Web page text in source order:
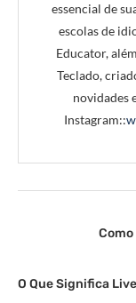
essencial de
escolas de
Educator,
Teclado,
novidades
Instagram::
Como
O Que Significa